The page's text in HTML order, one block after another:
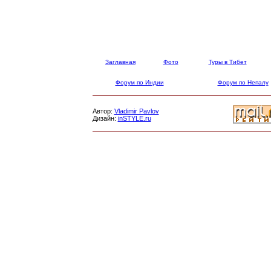
Заглавная Фото Туры в Тибет
Форум по Индии Форум по Непалу
Автор: Vladimir Pavlov
Дизайн: inSTYLE.ru